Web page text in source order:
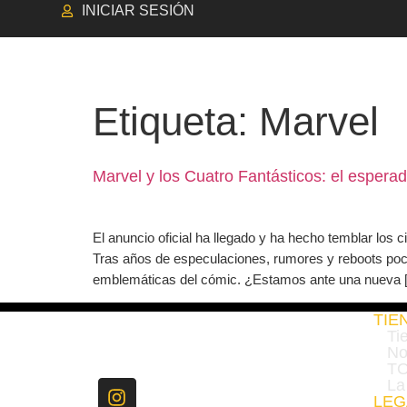
INICIAR SESIÓN
Etiqueta: Marvel
Marvel y los Cuatro Fantásticos: el
El anuncio oficial ha llegado y ha hecho temblar los
Tras años de especulaciones, rumores y reboots
emblemáticas del cómic. ¿Estamos ante una